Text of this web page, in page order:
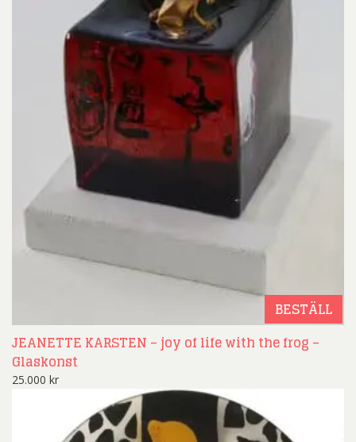
BESTÄLL
JEANETTE KARSTEN – joy of life with the frog –
Glaskonst
25.000 kr